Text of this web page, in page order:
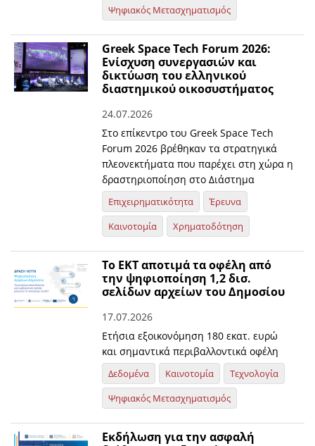
Ψηφιακός Μετασχηματισμός
Greek Space Tech Forum 2026:
Eνίσχυση συνεργασιών και
δικτύωση του ελληνικού
διαστημικού οικοσυστήματος
24.07.2026
Στο επίκεντρο του Greek Space Tech
Forum 2026 βρέθηκαν τα στρατηγικά
πλεονεκτήματα που παρέχει στη χώρα η
δραστηριοποίηση στο Διάστημα
Επιχειρηματικότητα
Έρευνα
Καινοτομία
Χρηματοδότηση
Το ΕΚΤ αποτιμά τα οφέλη από
την ψηφιοποίηση 1,2 δισ.
σελίδων αρχείων του Δημοσίου
17.07.2026
Ετήσια εξοικονόμηση 180 εκατ. ευρώ
και σημαντικά περιβαλλοντικά οφέλη
Δεδομένα Καινοτομία
Τεχνολογία
Ψηφιακός Μετασχηματισμός
Εκδήλωση για την ασφαλή